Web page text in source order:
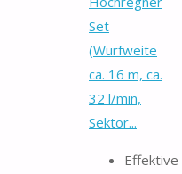
Set
(Wurfweite
ca. 16 m, ca.
32 l/min,
Sektor...
Effektive